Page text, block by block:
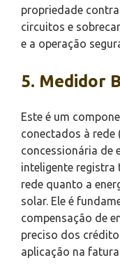
propriedade
circuitos e
e a operação
5. Medidor
Este é um
conectados à rede
concessionária de
inteligente registra
rede quanto a
solar. Ele é
compensação de
preciso dos
aplicação na fatura.